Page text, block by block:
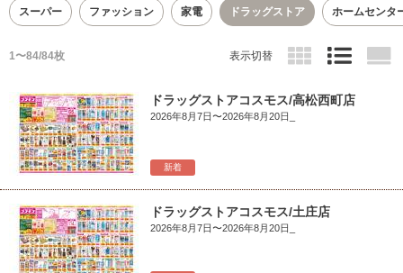
スーパー ファッション 家電 ドラッグストア ホームセンタ
1〜84/84枚 表示切替
新着
ドラッグストアコスモス/高松西町店
2026年8月7日〜2026年8月20日_
ドラッグストアコスモス/土庄店
2026年8月7日〜2026年8月20日_